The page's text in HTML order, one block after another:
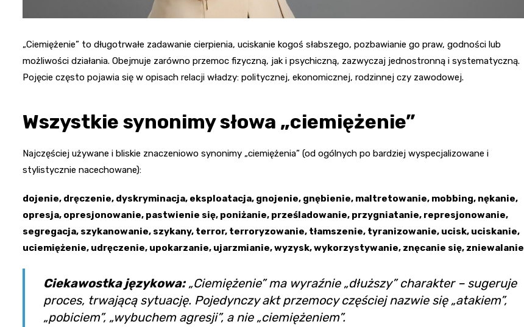
„Ciemiężenie” to długotrwałe zadawanie cierpienia, uciskanie kogoś słabszego, pozbawianie go praw, godności lub
możliwości działania. Obejmuje zarówno przemoc fizyczną, jak i psychiczną, zazwyczaj jednostronną i systematyczną.
Pojęcie często pojawia się w opisach relacji władzy: politycznej, ekonomicznej, rodzinnej czy zawodowej.
Wszystkie synonimy słowa „ciemiężenie”
Najczęściej używane i bliskie znaczeniowo synonimy „ciemiężenia” (od ogólnych po bardziej wyspecjalizowane i
stylistycznie nacechowane):
dojenie, dręczenie, dyskryminacja, eksploatacja, gnojenie, gnębienie, maltretowanie, mobbing, nękanie,
opresja, opresjonowanie, pastwienie się, poniżanie, prześladowanie, przygniatanie, represjonowanie,
segregacja, szykanowanie, szykany, terror, terroryzowanie, tłamszenie, tyranizowanie, ucisk, uciskanie,
uciemiężenie, udręczenie, upokarzanie, ujarzmianie, wyzysk, wykorzystywanie, znęcanie się, zniewalanie
Ciekawostka językowa:„Ciemiężenie” ma wyraźnie „dłuższy” charakter – sugeruje
proces, trwającą sytuację. Pojedynczy akt przemocy częściej nazwie się „atakiem”,
„pobiciem”, „wybuchem agresji”, a nie „ciemiężeniem”.